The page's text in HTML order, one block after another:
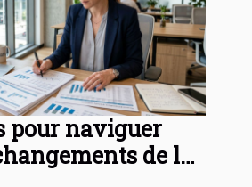
pour naviguer
de la